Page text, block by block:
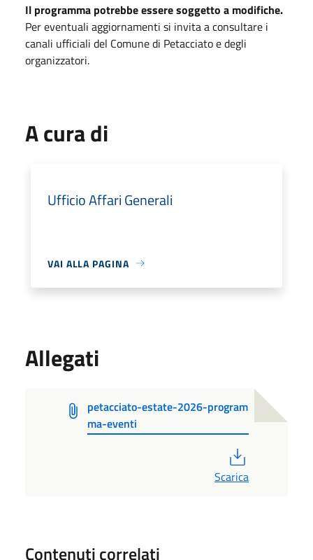
Il programma potrebbe essere soggetto a modifiche.
Per eventuali aggiornamenti si invita a consultare i
canali ufficiali del Comune di Petacciato e degli
organizzatori.
A cura di
Ufficio Affari Generali
VAI ALLA PAGINA
Allegati
petacciato-estate-2026-program
ma-eventi
Scarica
Contenuti correlati